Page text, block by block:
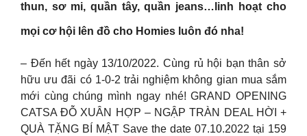
thun, sơ mi, quần tây, quần jeans…linh hoạt cho
mọi cơ hội lên đồ cho Homies luôn đó nha!
– Đến hết ngày 13/10/2022. Cùng rủ hội bạn thân sở
hữu ưu đãi có 1-0-2 trải nghiệm không gian mua sắm
mới cùng chúng mình ngay nhé! GRAND OPENING
CATSA ĐỖ XUÂN HỢP – NGẬP TRÀN DEAL HỜI +
QUÀ TẶNG BÍ MẬT Save the date 07.10.2022 tại 159